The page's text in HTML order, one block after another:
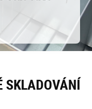
SKLADOVÁNÍ